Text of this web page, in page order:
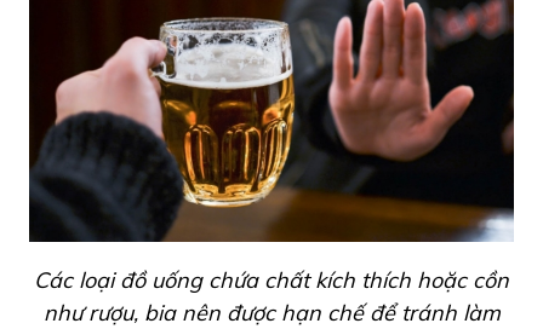
Các loại đồ uống chứa chất kích thích hoặc cồn
như rượu, bia nên được hạn chế để tránh làm